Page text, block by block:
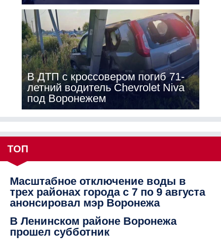
В ДТП с кроссовером погиб 71-
летний водитель Chevrolet Niva
под Воронежем
ТОП
Масштабное отключение воды в
трех районах города с 7 по 9 августа
анонсировал мэр Воронежа
В Ленинском районе Воронежа
прошел субботник